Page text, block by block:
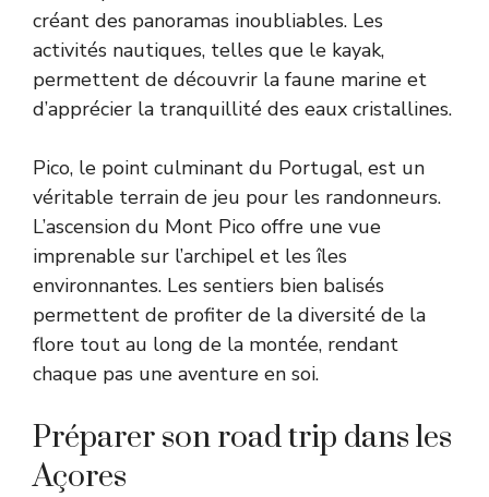
créant des panoramas inoubliables. Les
activités nautiques, telles que le kayak,
permettent de découvrir la faune marine et
d’apprécier la tranquillité des eaux cristallines.
Pico, le point culminant du Portugal, est un
véritable terrain de jeu pour les randonneurs.
L’ascension du Mont Pico offre une vue
imprenable sur l’archipel et les îles
environnantes. Les sentiers bien balisés
permettent de profiter de la diversité de la
flore tout au long de la montée, rendant
chaque pas une aventure en soi.
Préparer son road trip dans les
Açores